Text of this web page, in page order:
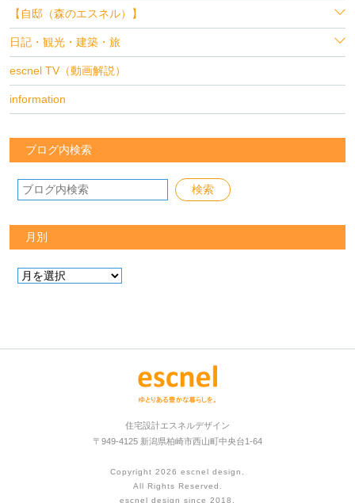
【自邸（森のエスネル）】
日記・観光・建築・旅
escnel TV（動画解説）
information
ブログ内検索
月別
住宅設計エスネルデザイン
〒949-4125 新潟県柏崎市西山町中央台1-64
Copyright 2026 escnel design
All Rights Reserved.
escnel design since 2018.